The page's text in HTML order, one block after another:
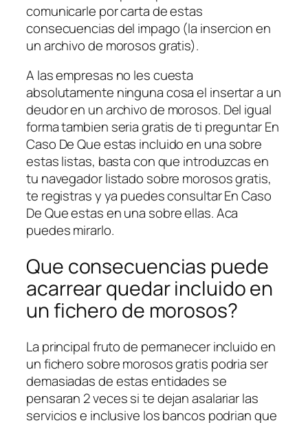
comunicarle por carta de estas
consecuencias del impago (la insercion en
un archivo de morosos gratis).
A las empresas no les cuesta
absolutamente ninguna cosa el insertar a un
deudor en un archivo de morosos. Del igual
forma tambien seri­a gratis de ti preguntar En
Caso De Que estas incluido en una sobre
estas listas, basta con que introduzcas en
tu navegador listado sobre morosos gratis,
te registras y ya puedes consultar En Caso
De Que estas en una sobre ellas. Aca
puedes mirarlo.
Que consecuencias puede
acarrear quedar incluido en
un fichero de morosos?
La principal fruto de permanecer incluido en
un fichero sobre morosos gratis podri­a ser
demasiadas de estas entidades se
pensaran 2 veces si te dejan asalariar las
servicios e inclusive los bancos podri­an que